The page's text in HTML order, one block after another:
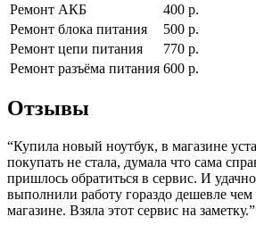
Ремонт АКБ
400 р.
Ремонт блока питания
500 р.
Ремонт цепи питания
770 р.
Ремонт разъёма питания 600 р.
Отзывы
“Купила новый ноутбук, в магазине
покупать не стала, думала что сама
пришлось обратиться в сервис. И
выполнили работу гораздо дешевле чем
магазине. Взяла этот сервис на заметку.”